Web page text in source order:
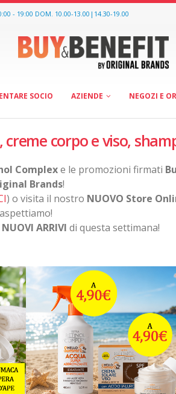
- 19:00 DOM. 10.00-13.00|14.30-19.00
SOCIO AZIENDE NEGOZI E
corpo e viso,
Complexe le promozioni firmati
Brands!
) o visita il nostro NUOVO Store
aspettiamo!
NUOVI ARRIVI di questa settimana!